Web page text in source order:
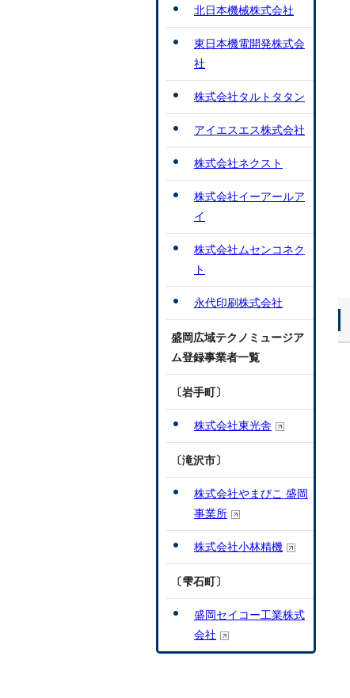
北日本機械株式会社
東日本機電開発株式会
社
株式会社タルトタタン
アイエスエス株式会社
株式会社ネクスト
株式会社イーアールア
イ
株式会社ムセンコネク
ト
永代印刷株式会社
盛岡広域テクノミュージア
ム登録事業者一覧
〔岩手町〕
株式会社東光舎
〔滝沢市〕
株式会社やまびこ 盛岡
事業所
株式会社小林精機
〔雫石町〕
盛岡セイコー工業株式
会社